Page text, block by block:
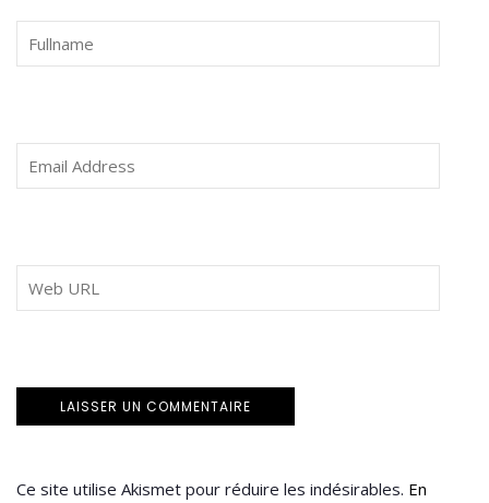
Ce site utilise Akismet pour réduire les indésirables. En